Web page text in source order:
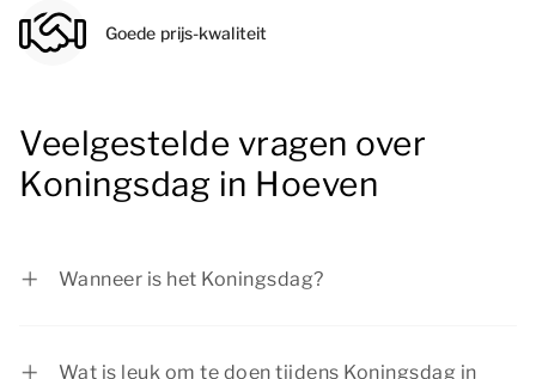
Goede prijs-kwaliteit
Veelgestelde vragen over
Koningsdag in Hoeven
Wanneer is het Koningsdag?
Wat is leuk om te doen tijdens Koningsdag in